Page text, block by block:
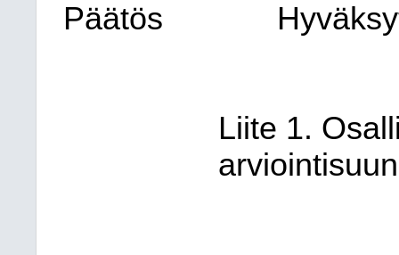
Päätös
Liite 1.